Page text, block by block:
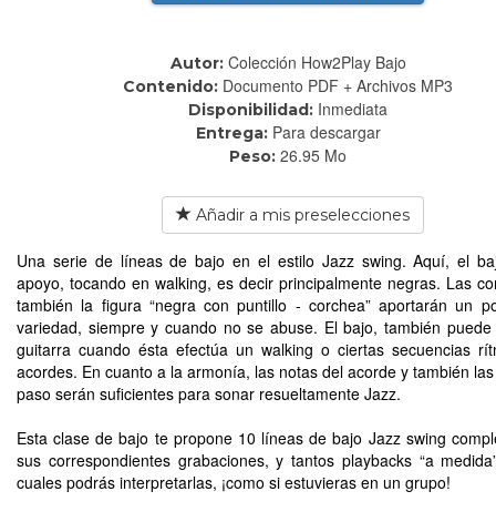
Autor: Colección How2Play Bajo
Contenido: Documento PDF + Archivos MP3
Disponibilidad: Inmediata
Entrega: Para descargar
Peso: 26.95 Mo
Añadir a mis preselecciones
Una serie de líneas de bajo en el estilo Jazz swing. Aquí, el
apoyo, tocando en walking, es decir principalmente negras. Las
también la figura “negra con puntillo - corchea” aportarán un
variedad, siempre y cuando no se abuse. El bajo, también
guitarra cuando ésta efectúa un walking o ciertas secuencias
acordes. En cuanto a la armonía, las notas del acorde y también
paso serán suficientes para sonar resueltamente Jazz.
Esta clase de bajo te propone 10 líneas de bajo Jazz swing
sus correspondientes grabaciones, y tantos playbacks “a
cuales podrás interpretarlas, ¡como si estuvieras en un grupo!